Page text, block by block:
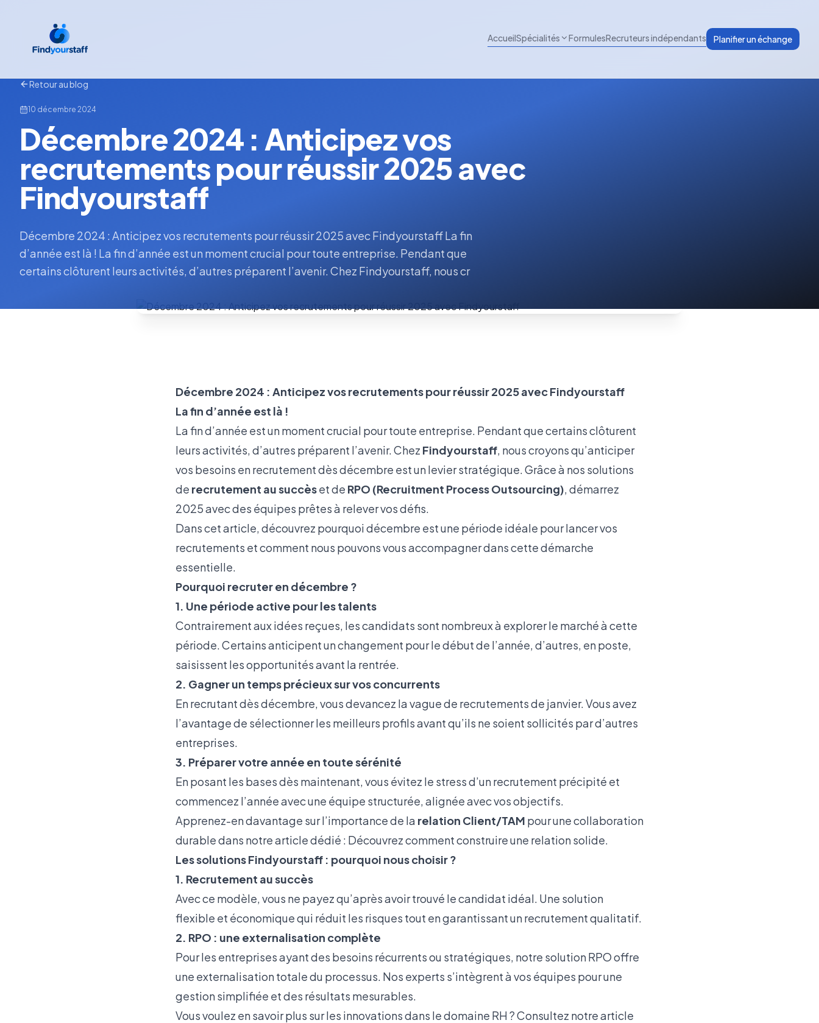
AccueilSpécialités FormulesRecruteurs indépendants Planifier un échange
Retour au blog
10 décembre 2024
Décembre 2024 : Anticipez vos
recrutements pour réussir 2025 avec
Findyourstaff
Décembre 2024 : Anticipez vos recrutements pour réussir 2025 avec Findyourstaff La fin
d’année est là ! La fin d’année est un moment crucial pour toute entreprise. Pendant que
certains clôturent leurs activités, d’autres préparent l’avenir. Chez Findyourstaff, nous cr
Décembre 2024 : Anticipez vos recrutements pour réussir 2025 avec Findyourstaff
La fin d’année est là !
La fin d’année est un moment crucial pour toute entreprise. Pendant que certains clôturent
leurs activités, d’autres préparent l’avenir. Chez Findyourstaff, nous croyons qu’anticiper
vos besoins en recrutement dès décembre est un levier stratégique. Grâce à nos solutions
de recrutement au succèset de RPO (Recruitment Process Outsourcing), démarrez
2025 avec des équipes prêtes à relever vos défis.
Dans cet article, découvrez pourquoi décembre est une période idéale pour lancer vos
recrutements et comment nous pouvons vous accompagner dans cette démarche
essentielle.
Pourquoi recruter en décembre ?
1. Une période active pour les talents
Contrairement aux idées reçues, les candidats sont nombreux à explorer le marché à cette
période. Certains anticipent un changement pour le début de l’année, d’autres, en poste,
saisissent les opportunités avant la rentrée.
2. Gagner un temps précieux sur vos concurrents
En recrutant dès décembre, vous devancez la vague de recrutements de janvier. Vous avez
l’avantage de sélectionner les meilleurs profils avant qu’ils ne soient sollicités par d’autres
entreprises.
3. Préparer votre année en toute sérénité
En posant les bases dès maintenant, vous évitez le stress d’un recrutement précipité et
commencez l’année avec une équipe structurée, alignée avec vos objectifs.
Apprenez-en davantage sur l’importance de la relation Client/TAM pour une collaboration
durable dans notre article dédié : Découvrez comment construire une relation solide.
Les solutions Findyourstaff : pourquoi nous choisir ?
1. Recrutement au succès
Avec ce modèle, vous ne payez qu’après avoir trouvé le candidat idéal. Une solution
flexible et économique qui réduit les risques tout en garantissant un recrutement qualitatif.
2. RPO : une externalisation complète
Pour les entreprises ayant des besoins récurrents ou stratégiques, notre solution RPO offre
une externalisation totale du processus. Nos experts s’intègrent à vos équipes pour une
gestion simplifiée et des résultats mesurables.
Vous voulez en savoir plus sur les innovations dans le domaine RH ? Consultez notre article